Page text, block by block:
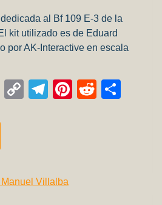
al Bf 109 E-3 de la
kit utilizado es de Eduard
por AK-Interactive en escala
WhatsApp
CopyTelegram
Pinterest
Reddit